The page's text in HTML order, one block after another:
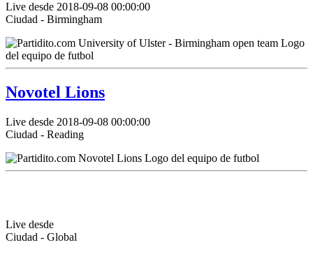
Live desde 2018-09-08 00:00:00
Ciudad - Birmingham
Novotel Lions
Live desde 2018-09-08 00:00:00
Ciudad - Reading
Live desde
Ciudad - Global